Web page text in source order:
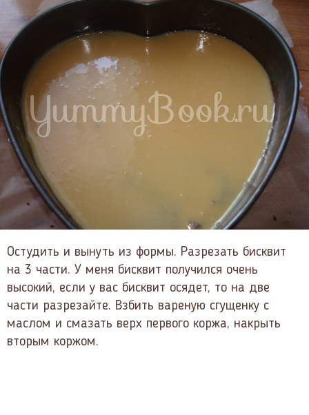
Остудить и вынуть из формы. Разрезать бисквит
на 3 части. У меня бисквит получился очень
высокий, если у вас бисквит осядет, то на две
части разрезайте. Взбить вареную сгущенку с
маслом и смазать верх первого коржа, накрыть
вторым коржом.